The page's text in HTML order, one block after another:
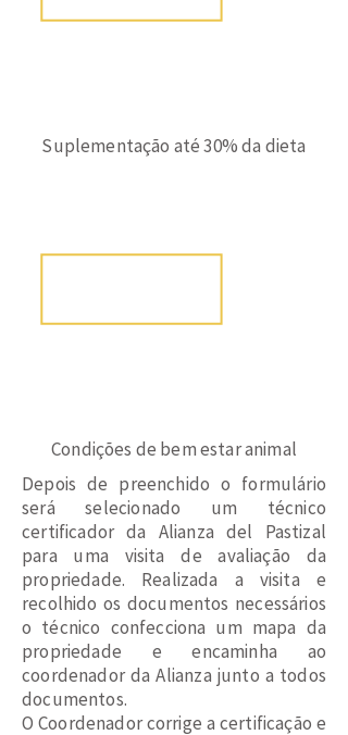
Suplementação até 30% da dieta
Condições de bem estar animal
Depois de preenchido o formulário
será selecionado um técnico
certificador da Alianza del Pastizal
para uma visita de avaliação da
propriedade. Realizada a visita e
recolhido os documentos necessários
o técnico confecciona um mapa da
propriedade e encaminha ao
coordenador da Alianza junto a todos
documentos.
O Coordenador corrige a certificação e